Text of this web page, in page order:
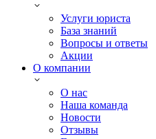
Услуги юриста
База знаний
Вопросы и ответы
Акции
О компании
О нас
Наша команда
Новости
Отзывы